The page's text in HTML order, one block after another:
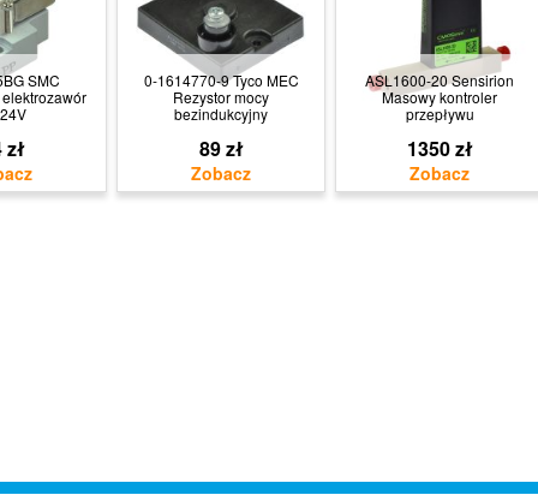
SMC
zł
0-1614770-9 Tyco MEC
Rezystor mocy
bezindukcyjny
89 zł
ASL1600-20 Sensirion
Masowy kontroler
przepływu
1350 zł